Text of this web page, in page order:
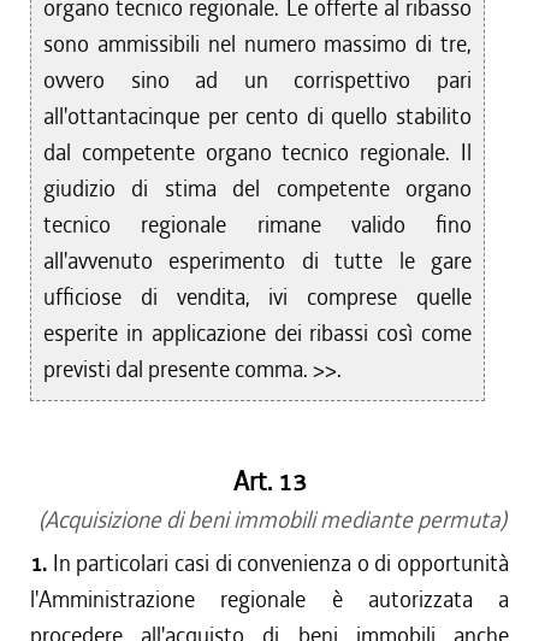
organo tecnico regionale. Le offerte al ribasso
sono ammissibili nel numero massimo di tre,
ovvero sino ad un corrispettivo pari
all'ottantacinque per cento di quello stabilito
dal competente organo tecnico regionale. Il
giudizio di stima del competente organo
tecnico regionale rimane valido fino
all'avvenuto esperimento di tutte le gare
ufficiose di vendita, ivi comprese quelle
esperite in applicazione dei ribassi così come
previsti dal presente comma. >>.
Art. 13
(Acquisizione di beni immobili mediante permuta)
1. In particolari casi di convenienza o di opportunità
l'Amministrazione regionale è autorizzata a